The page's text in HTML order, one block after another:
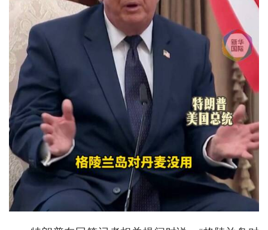
城建
科教
健康
悠游
相亲
汽车
房产
消费
创意